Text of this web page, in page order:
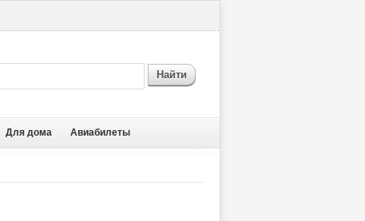
Найти
Для дома Авиабилеты